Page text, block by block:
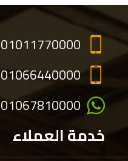
01011770000
01066440000
01067810000
خدمة العملاء